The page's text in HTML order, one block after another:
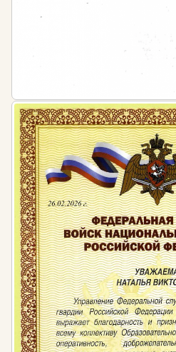
клиента, предлагать
объяснять сложные
Умение находить
свои предложения и
отношения напрямую
дальнейшие рекомендации.
Современные технологии
возможности
используют нейросети
вариантов планировки,
с высоты, лазерные
автоматизированные
Владение этими
более